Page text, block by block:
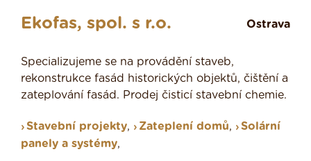
Ekofas, spol. s r.o. Ostrava
Specializujeme se na provádění staveb,
rekonstrukce fasád historických objektů, čištění a
zateplování fasád. Prodej čisticí stavební chemie.
Stavební projekty, Zateplení domů,
Solární
panely a systémy,